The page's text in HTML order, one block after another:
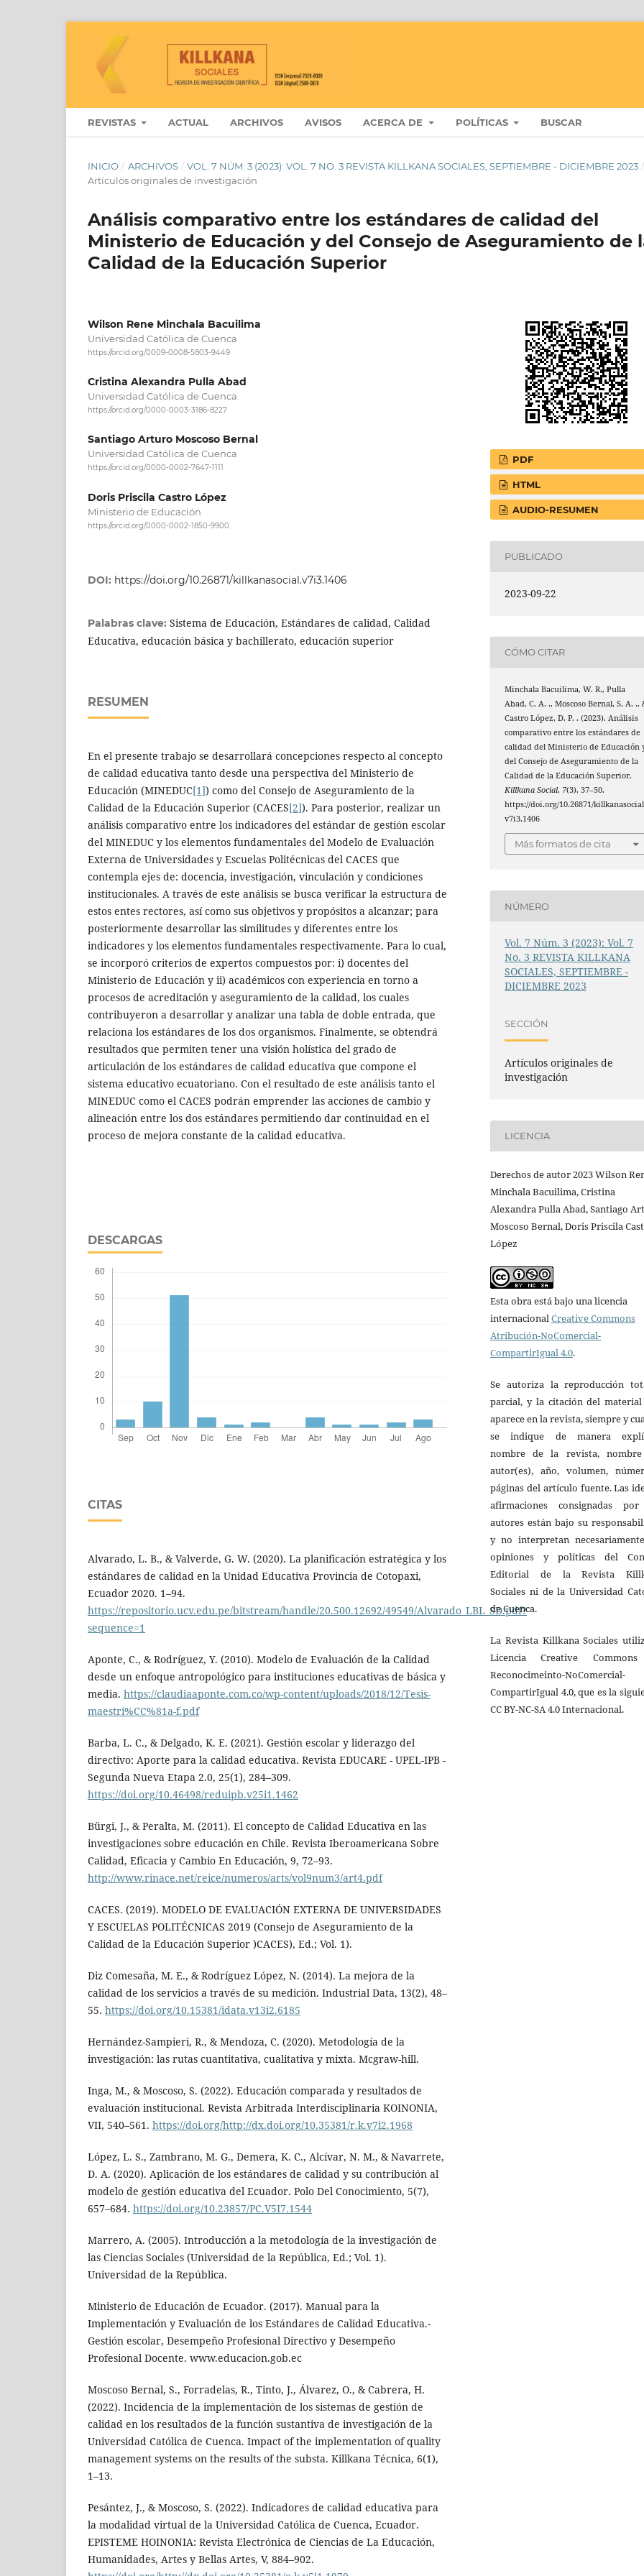
REVISTAS ACTUAL ARCHIVOS AVISOS ACERCA DE POLÍTICAS BUSCAR
INICIO / ARCHIVOS / VOL. 7 NÚM. 3 (2023): VOL. 7 NO. 3 REVISTA KILLKANA SOCIALES, SEPTIEMBRE - DICIEMBRE 2023 /
Artículos originales de investigación
Análisis comparativo entre los estándares de calidad del
Ministerio de Educación y del Consejo de Aseguramiento de
Calidad de la Educación Superior
Wilson Rene Minchala Bacuilima
Universidad Católica de Cuenca
https://orcid.org/0009-0008-5803-9449
Cristina Alexandra Pulla Abad
Universidad Católica de Cuenca
https://orcid.org/0000-0003-3186-8227
Santiago Arturo Moscoso Bernal
Universidad Católica de Cuenca
https://orcid.org/0000-0002-7647-1111
Doris Priscila Castro López
Ministerio de Educación
https://orcid.org/0000-0002-1850-9900
DOI: https://doi.org/10.26871/killkanasocial.v7i3.1406
Palabras clave: Sistema de Educación, Estándares de calidad, Calidad
Educativa, educación básica y bachillerato, educación superior
RESUMEN
En el presente trabajo se desarrollará concepciones respecto al concepto
de calidad educativa tanto desde una perspectiva del Ministerio de
Educación (MINEDUC[1]) como del Consejo de Aseguramiento de la
Calidad de la Educación Superior (CACES[2]). Para posterior, realizar un
análisis comparativo entre los indicadores del estándar de gestión escolar
del MINEDUC y los elementos fundamentales del Modelo de Evaluación
Externa de Universidades y Escuelas Politécnicas del CACES que
contempla ejes de: docencia, investigación, vinculación y condiciones
institucionales. A través de este análisis se busca verificar la estructura de
estos entes rectores, así como sus objetivos y propósitos a alcanzar; para
posteriormente desarrollar las similitudes y diferentes entre los
indicadores y los elementos fundamentales respectivamente. Para lo cual,
se incorporó criterios de expertos compuestos por: i) docentes del
Ministerio de Educación y ii) académicos con experiencia en torno a
procesos de acreditación y aseguramiento de la calidad, los cuales
contribuyeron a desarrollar y analizar una tabla de doble entrada, que
relaciona los estándares de los dos organismos. Finalmente, se obtendrá
resultados que permiten tener una visión holística del grado de
articulación de los estándares de calidad educativa que compone el
sistema educativo ecuatoriano. Con el resultado de este análisis tanto el
MINEDUC como el CACES podrán emprender las acciones de cambio y
alineación entre los dos estándares permitiendo dar continuidad en el
proceso de mejora constante de la calidad educativa.
DESCARGAS
CITAS
Alvarado, L. B., & Valverde, G. W. (2020). La planificación estratégica y los
estándares de calidad en la Unidad Educativa Provincia de Cotopaxi,
Ecuador 2020. 1–94.
https://repositorio.ucv.edu.pe/bitstream/handle/20.500.12692/49549/Alvarado_LBL_SD.pdf?
sequence=1
Aponte, C., & Rodríguez, Y. (2010). Modelo de Evaluación de la Calidad
desde un enfoque antropológico para instituciones educativas de básica y
media. https://claudiaaponte.com.co/wp-content/uploads/2018/12/Tesis-
maestri%CC%81a-f.pdf
Barba, L. C., & Delgado, K. E. (2021). Gestión escolar y liderazgo del
directivo: Aporte para la calidad educativa. Revista EDUCARE - UPEL-IPB -
Segunda Nueva Etapa 2.0, 25(1), 284–309.
https://doi.org/10.46498/reduipb.v25i1.1462
Bürgi, J., & Peralta, M. (2011). El concepto de Calidad Educativa en las
investigaciones sobre educación en Chile. Revista Iberoamericana Sobre
Calidad, Eficacia y Cambio En Educación, 9, 72–93.
http://www.rinace.net/reice/numeros/arts/vol9num3/art4.pdf
CACES. (2019). MODELO DE EVALUACIÓN EXTERNA DE UNIVERSIDADES
Y ESCUELAS POLITÉCNICAS 2019 (Consejo de Aseguramiento de la
Calidad de la Educación Superior )CACES), Ed.; Vol. 1).
Diz Comesaña, M. E., & Rodríguez López, N. (2014). La mejora de la
calidad de los servicios a través de su medición. Industrial Data, 13(2), 48–
55. https://doi.org/10.15381/idata.v13i2.6185
Hernández-Sampieri, R., & Mendoza, C. (2020). Metodología de la
investigación: las rutas cuantitativa, cualitativa y mixta. Mcgraw-hill.
Inga, M., & Moscoso, S. (2022). Educación comparada y resultados de
evaluación institucional. Revista Arbitrada Interdisciplinaria KOINONIA,
VII, 540–561. https://doi.org/http://dx.doi.org/10.35381/r.k.v7i2.1968
López, L. S., Zambrano, M. G., Demera, K. C., Alcívar, N. M., & Navarrete,
D. A. (2020). Aplicación de los estándares de calidad y su contribución al
modelo de gestión educativa del Ecuador. Polo Del Conocimiento, 5(7),
657–684. https://doi.org/10.23857/PC.V5I7.1544
Marrero, A. (2005). Introducción a la metodología de la investigación de
las Ciencias Sociales (Universidad de la República, Ed.; Vol. 1).
Universidad de la República.
Ministerio de Educación de Ecuador. (2017). Manual para la
Implementación y Evaluación de los Estándares de Calidad Educativa.-
Gestión escolar, Desempeño Profesional Directivo y Desempeño
Profesional Docente. www.educacion.gob.ec
Moscoso Bernal, S., Forradelas, R., Tinto, J., Álvarez, O., & Cabrera, H.
(2022). Incidencia de la implementación de los sistemas de gestión de
calidad en los resultados de la función sustantiva de investigación de la
Universidad Católica de Cuenca. Impact of the implementation of quality
management systems on the results of the substa. Killkana Técnica, 6(1),
1–13.
Pesántez, J., & Moscoso, S. (2022). Indicadores de calidad educativa para
la modalidad virtual de la Universidad Católica de Cuenca, Ecuador.
EPISTEME HOINONIA: Revista Electrónica de Ciencias de La Educación,
Humanidades, Artes y Bellas Artes, V, 884–902.
PDF
HTML
AUDIO-RESUMEN
PUBLICADO
2023-09-22
CÓMO CITAR
Minchala Bacuilima, W. R., Pulla
Abad, C. A. ., Moscoso Bernal, S. A. .,
Castro López, D. P. . (2023). Análisis
comparativo entre los estándares de
calidad del Ministerio de Educación
del Consejo de Aseguramiento de la
Calidad de la Educación Superior.
Killkana Social, 7(3), 37–50.
https://doi.org/10.26871/
v7i3.1406
Más formatos de cita
NÚMERO
Vol. 7 Núm. 3 (2023): Vol. 7
No. 3 REVISTA KILLKANA
SOCIALES, SEPTIEMBRE -
DICIEMBRE 2023
SECCIÓN
Artículos originales de
investigación
LICENCIA
Derechos de autor 2023 Wilson
Minchala Bacuilima, Cristina
Alexandra Pulla Abad, Santiago
Moscoso Bernal, Doris Priscila
López
Esta obra está bajo una licencia
internacional Creative Commons
Atribución-NoComercial-
CompartirIgual 4.0.
Se autoriza la reproducción
parcial, y la citación del
aparece en la revista, siempre y
se indique de manera
nombre de la revista,
autor(es), año, volumen,
páginas del artículo fuente. Las
afirmaciones consignadas
autores están bajo su
y no interpretan
opiniones y políticas del
Editorial de la Revista
Sociales ni de la Universidad
de Cuenca.
La Revista Killkana Sociales
Licencia Creative
Reconocimeinto-NoComercial-
CompartirIgual 4.0, que es la
CC BY-NC-SA 4.0 Internacional.